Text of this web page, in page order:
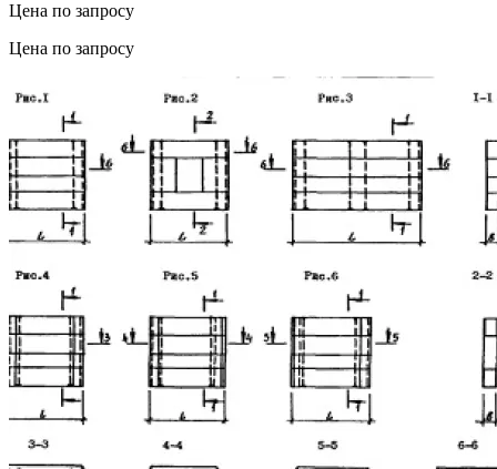
Цена по запросу
Цена по запросу